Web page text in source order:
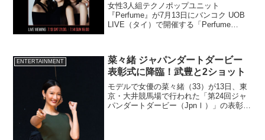
女性3人組テクノポップユニット
『Perfume』が7月13日にバンコク UOB
LIVE（タイ）で開催する「Perfume
ビューイン...
ENTERTAINMENT
菜々緒 ジャパンダートダービー
表彰式に降臨！武豊と2ショット
モデルで女優の菜々緒（33）が13日、東
京・大井競馬場で行われた「第24回ジャ
パンダートダービー（JpnⅠ）」の表彰式